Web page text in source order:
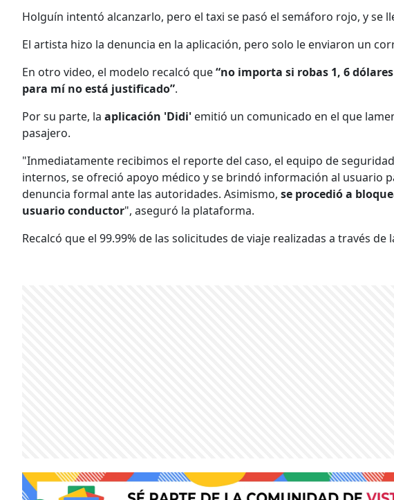
Holguín intentó alcanzarlo, pero el taxi se pasó el semáforo rojo, y se
El artista hizo la denuncia en la aplicación, pero solo le enviaron un
En otro video, el modelo recalcó que“no importa si robas 1, 6
para mí no está justificado”.
Por su parte, la aplicación 'Didi' emitió un comunicado en el que
pasajero.
"Inmediatamente recibimos el reporte del caso, el equipo de
internos, se ofreció apoyo médico y se brindó información al usuario
denuncia formal ante las autoridades. Asimismo, se procedió a
usuario conductor", aseguró la plataforma.
Recalcó que el 99.99% de las solicitudes de viaje realizadas a través